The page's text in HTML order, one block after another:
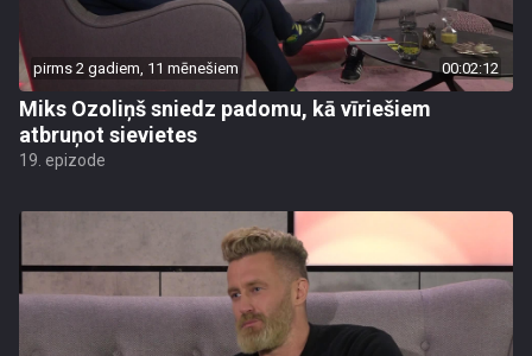
pirms 2 gadiem, 11 mēnešiem 00:02:12
Miks Ozoliņš sniedz padomu, kā vīriešiem
atbruņot sievietes
19. epizode